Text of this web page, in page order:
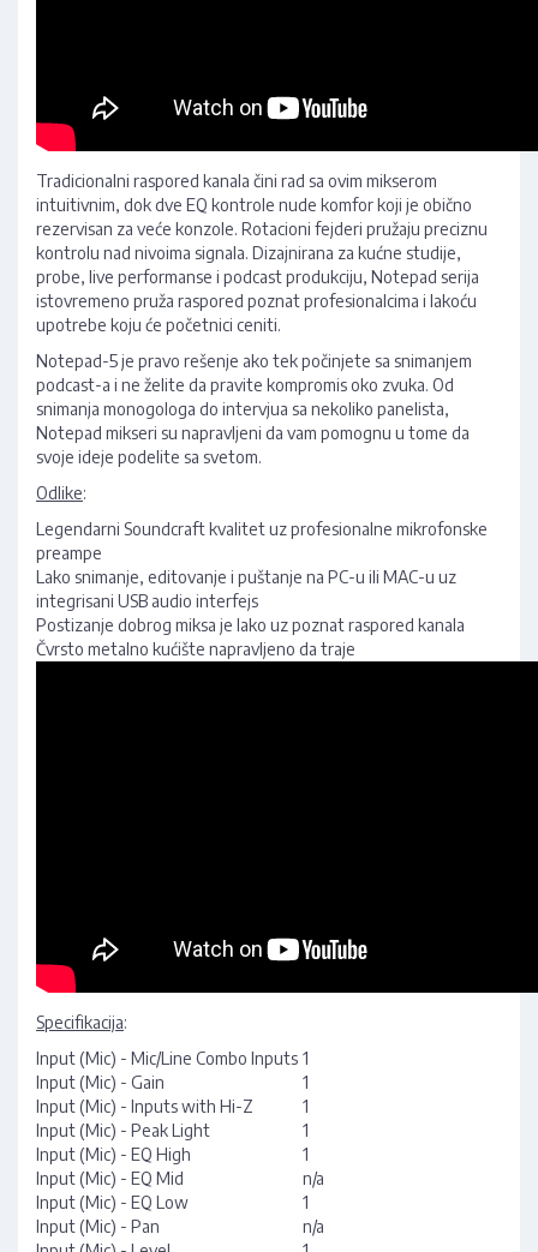
Tradicionalni raspored kanala čini rad sa ovim mikserom
intuitivnim, dok dve EQ kontrole nude komfor koji je obično
rezervisan za veće konzole. Rotacioni fejderi pružaju preciznu
kontrolu nad nivoima signala. Dizajnirana za kućne studije,
probe, live performanse i podcast produkciju, Notepad serija
istovremeno pruža raspored poznat profesionalcima i lakoću
upotrebe koju će početnici ceniti.
Notepad-5 je pravo rešenje ako tek počinjete sa snimanjem
podcast-a i ne želite da pravite kompromis oko zvuka. Od
snimanja monogologa do intervjua sa nekoliko panelista,
Notepad mikseri su napravljeni da vam pomognu u tome da
svoje ideje podelite sa svetom.
Odlike:
Legendarni Soundcraft kvalitet uz profesionalne mikrofonske
preampe
Lako snimanje, editovanje i puštanje na PC-u ili MAC-u uz
integrisani USB audio interfejs
Postizanje dobrog miksa je lako uz poznat raspored kanala
Čvrsto metalno kućište napravljeno da traje
Specifikacija:
Input (Mic) - Mic/Line Combo Inputs 1
Input (Mic) - Gain
1
Input (Mic) - Inputs with Hi-Z
1
Input (Mic) - Peak Light
1
Input (Mic) - EQ High
1
Input (Mic) - EQ Mid
n/a
Input (Mic) - EQ Low
1
Input (Mic) - Pan
n/a